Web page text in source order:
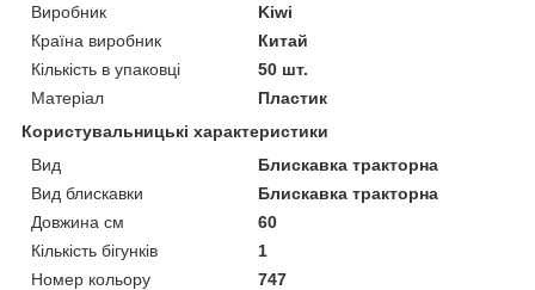
Виробник
Kiwi
Країна виробник
Китай
Кількість в упаковці
50 шт.
Матеріал
Пластик
Користувальницькі характеристики
Вид
Блискавка тракторна
Вид блискавки
Блискавка тракторна
Довжина см
60
Кількість бігунків
1
Номер кольору
747